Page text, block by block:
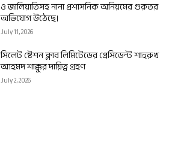
ও জালিয়াতিসহ নানা প্রশাসনিক অনিয়মের গুরুতর
অভিযোগ উঠেছে।
July 11, 2026
সিলেট ষ্টেশন ক্লাব লিমিটেডের প্রেসিডেন্ট শাহরুখ
আহমদ শাক্কুর দায়িত্ব গ্রহণ
July 2, 2026